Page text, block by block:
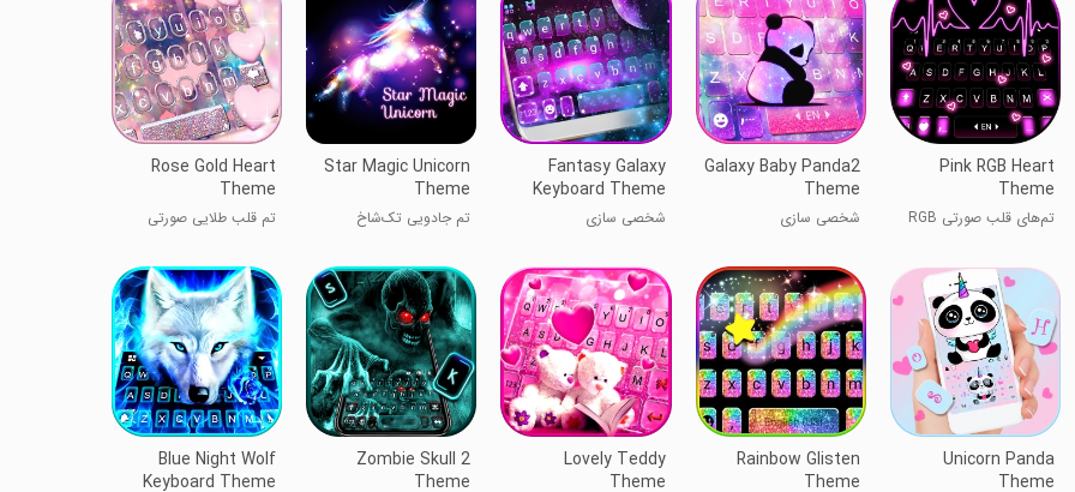
Pink RGB Heart
Theme
تم‌های قلب صورتی RGB
Galaxy Baby Panda2
Theme
شخصی سازی
Fantasy Galaxy
Keyboard Theme
شخصی سازی
Star Magic Unicorn
Theme
تم جادویی تک‌شاخ
Rose Gold Heart
Theme
تم قلب طلایی صورتی
Unicorn Panda
Theme
Rainbow Glisten
Theme
Lovely Teddy
Theme
Zombie Skull 2
Theme
Blue Night Wolf
Keyboard Theme